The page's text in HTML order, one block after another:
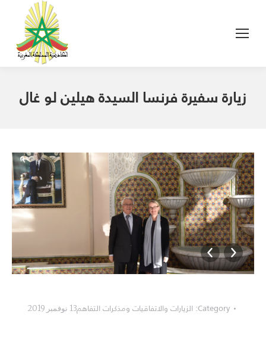
زيارة سفيرة فرنسا السيدة هيلين لو غال
_AKM4970
Category: الزيارات والاتفاقيات ومذكرات التفاهم13 نوفمبر 2019